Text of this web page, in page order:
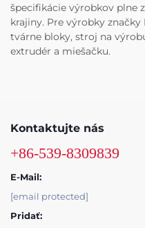
špecifikácie výrobkov plne
krajiny. Pre výrobky
tvárne bloky, stroj na
extrudér a miešačku.
Kontaktujte nás
+86-539-8309839
E-Mail:
[email protected]
Pridať: